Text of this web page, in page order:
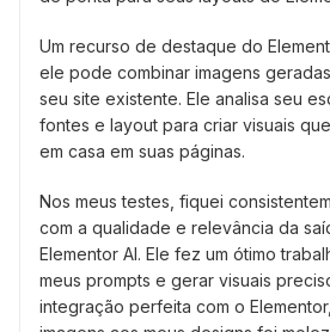
Um recurso de destaque do
ele pode combinar imagens
seu site existente. Ele analisa seu
fontes e layout para criar visuais
em casa em suas páginas.
Nos meus testes, fiquei
com a qualidade e relevância da
Elementor AI. Ele fez um ótimo
meus prompts e gerar visuais
integração perfeita com o